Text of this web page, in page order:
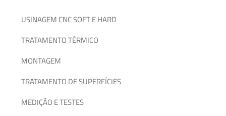
USINAGEM CNC SOFT E HARD
TRATAMENTO TÉRMICO
MONTAGEM
TRATAMENTO DE SUPERFÍCIES
MEDIÇÃO E TESTES